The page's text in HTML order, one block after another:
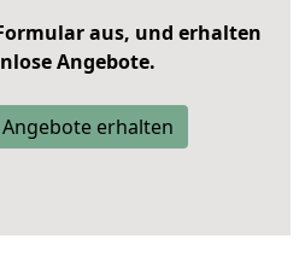
aus, und erhalten
Angebote.
erhalten